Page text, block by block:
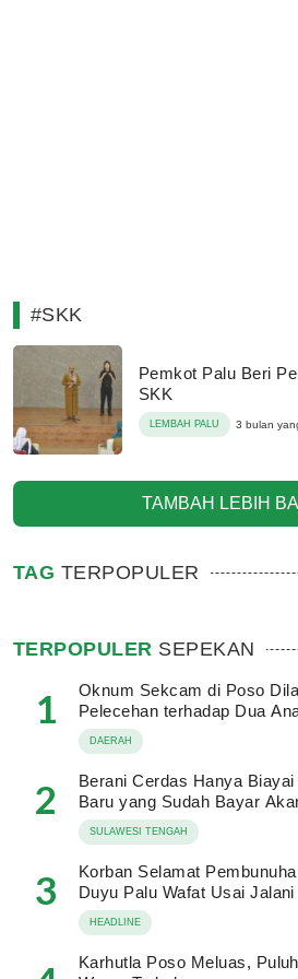
#SKK
Pemkot Palu Beri
SKK
LEMBAH PALU 3 bulan
TAMBAH LEBIH
TAG TERPOPULER
TERPOPULER SEPEKAN
1
Oknum Sekcam di Poso
Pelecehan terhadap Dua
DAERAH
2
Berani Cerdas Hanya
Baru yang Sudah Bayar
SULAWESI TENGAH
3
Korban Selamat
Duyu Palu Wafat Usai
HEADLINE
Karhutla Poso Meluas,